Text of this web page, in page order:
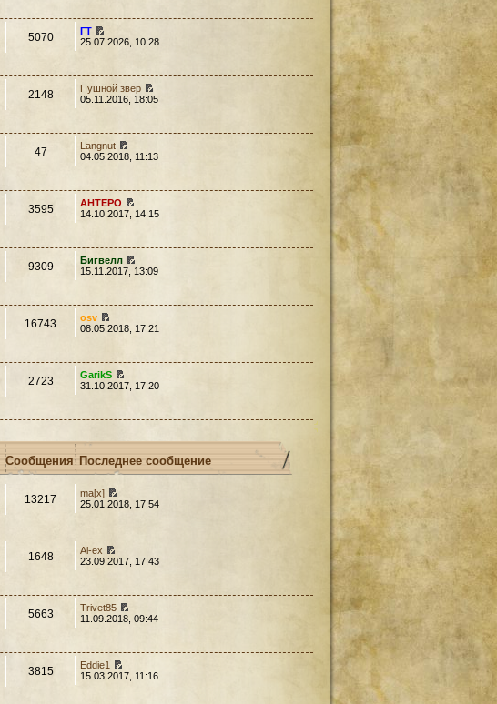
5070
ГТ
25.07.2026, 10:28
2148
Пушной звер
05.11.2016, 18:05
47
Langnut
04.05.2018, 11:13
3595
AHTEPO
14.10.2017, 14:15
9309
Бигвелл
15.11.2017, 13:09
16743
osv
08.05.2018, 17:21
2723
GarikS
31.10.2017, 17:20
Сообщения Последнее сообщение
13217
ma[x]
25.01.2018, 17:54
1648
Al-ex
23.09.2017, 17:43
5663
Trivet85
11.09.2018, 09:44
3815
Eddie1
15.03.2017, 11:16